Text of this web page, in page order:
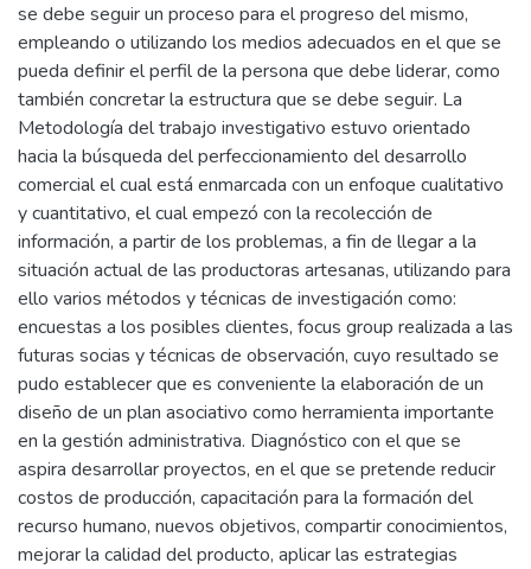
se debe seguir un proceso para el progreso del mismo,
empleando o utilizando los medios adecuados en el que se
pueda definir el perfil de la persona que debe liderar, como
también concretar la estructura que se debe seguir. La
Metodología del trabajo investigativo estuvo orientado
hacia la búsqueda del perfeccionamiento del desarrollo
comercial el cual está enmarcada con un enfoque cualitativo
y cuantitativo, el cual empezó con la recolección de
información, a partir de los problemas, a fin de llegar a la
situación actual de las productoras artesanas, utilizando para
ello varios métodos y técnicas de investigación como:
encuestas a los posibles clientes, focus group realizada a las
futuras socias y técnicas de observación, cuyo resultado se
pudo establecer que es conveniente la elaboración de un
diseño de un plan asociativo como herramienta importante
en la gestión administrativa. Diagnóstico con el que se
aspira desarrollar proyectos, en el que se pretende reducir
costos de producción, capacitación para la formación del
recurso humano, nuevos objetivos, compartir conocimientos,
mejorar la calidad del producto, aplicar las estrategias